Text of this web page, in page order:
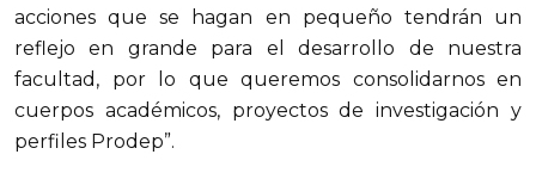
acciones que se hagan en pequeño tendrán un
reflejo en grande para el desarrollo de nuestra
facultad, por lo que queremos consolidarnos en
cuerpos académicos, proyectos de investigación y
perfiles Prodep”.